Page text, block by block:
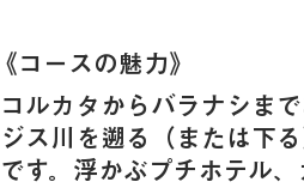
《​コースの魅力》
コルカタからバラナシま
ジス川を遡る（または下
です。浮かぶプチホテル